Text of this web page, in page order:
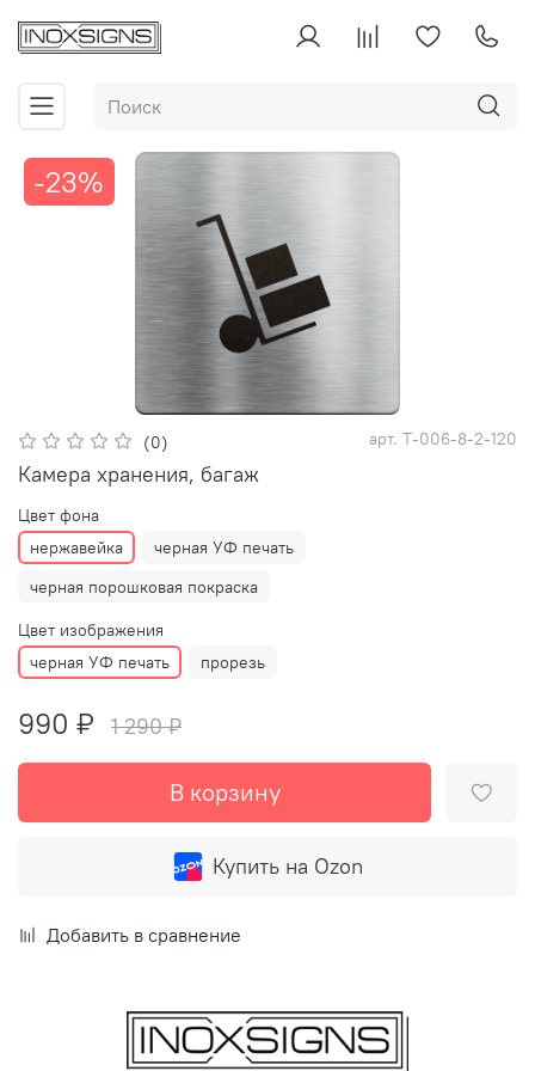
-23%
(0) арт. Т-006-8-2-120
Камера хранения, багаж
Цвет фона
нержавейка
черная УФ печать
черная порошковая покраска
Цвет изображения
черная УФ печать
прорезь
990 ₽ 1 290 ₽
В корзину
Купить на Ozon
Добавить в сравнение